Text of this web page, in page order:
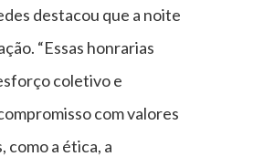
destacou que a noite
“Essas honrarias
coletivo e
com valores
como a ética, a